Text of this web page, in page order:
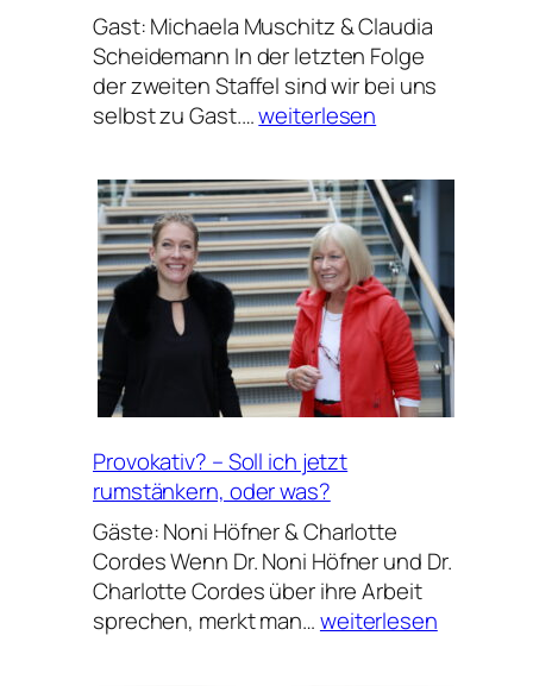
Gast: Michaela Muschitz & Claudia
Scheidemann In der letzten Folge
der zweiten Staffel sind wir bei uns
selbst zu Gast.…Ein
„Tinte
&
Courage“
–
Staffelende
mit
AHA-
Momenten
weiterlesen
Provokativ? – Soll ich jetzt
rumstänkern, oder was?
Gäste: Noni Höfner & Charlotte
Cordes Wenn Dr. Noni Höfner und Dr.
Charlotte Cordes über ihre Arbeit
sprechen, merkt man…Provokativ?
Soll
weiterlesen